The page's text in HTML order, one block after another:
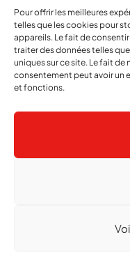
Pour offrir les meilleures
telles que les cookies pour
appareils. Le fait de
traiter des données telles
uniques sur ce site. Le fait de
consentement peut avoir un
et fonctions.
© 2026 echo